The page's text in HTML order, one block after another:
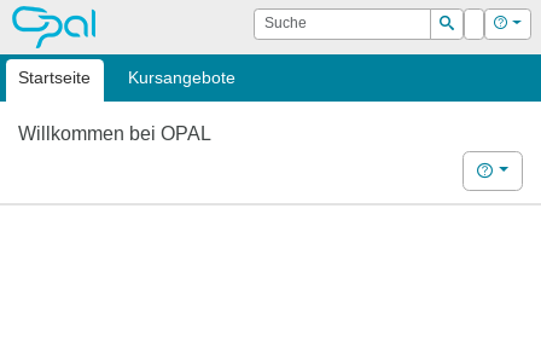
OPAL Suche
Suchen
Login Hilfe
Startseite Kursangebote
Willkommen bei OPAL
Hilfe